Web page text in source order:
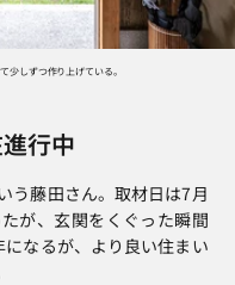
少しずつ作り上げている。
行中
う藤田さん。取材日は7月
が、玄関をくぐった瞬間
なるが、より良い住まい